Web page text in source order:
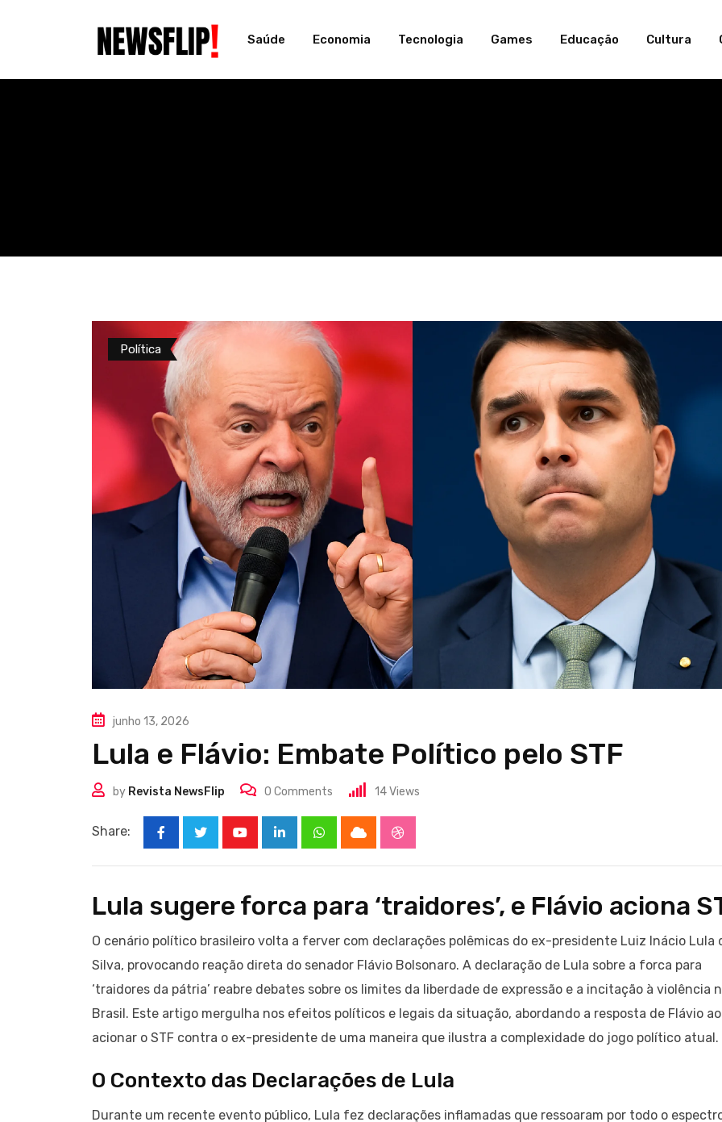
Saúde Economia Tecnologia Games Educação Cultura
Política
junho 13, 2026
Lula e Flávio: Embate Político pelo STF
by Revista NewsFlip 0 Comments 14Views
Share:
LinkedInWhatsappCloud StumbleUpon
Lula sugere forca para ‘traidores’, e Flávio aciona
O cenário político brasileiro volta a ferver com declarações polêmicas do ex-presidente Luiz Inácio Lula
Silva, provocando reação direta do senador Flávio Bolsonaro. A declaração de Lula sobre a forca para
‘traidores da pátria’ reabre debates sobre os limites da liberdade de expressão e a incitação à violência
Brasil. Este artigo mergulha nos efeitos políticos e legais da situação, abordando a resposta de Flávio ao
acionar o STF contra o ex-presidente de uma maneira que ilustra a complexidade do jogo político atual.
O Contexto das Declarações de Lula
Durante um recente evento público, Lula fez declarações inflamadas que ressoaram por todo o